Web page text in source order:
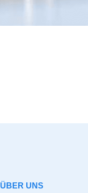
ÜBER UNS